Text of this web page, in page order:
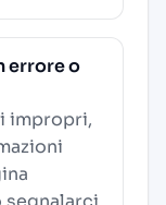
errore o
impropri,